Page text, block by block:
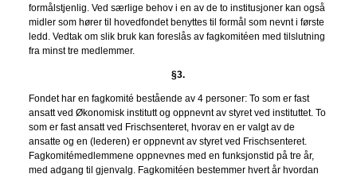
formålstjenlig. Ved særlige behov i en av de to institusjoner kan også
midler som hører til hovedfondet benyttes til formål som nevnt i første
ledd. Vedtak om slik bruk kan foreslås av fagkomitéen med tilslutning
fra minst tre medlemmer.
§3.
Fondet har en fagkomité bestående av 4 personer: To som er fast
ansatt ved Økonomisk institutt og oppnevnt av styret ved instituttet. To
som er fast ansatt ved Frischsenteret, hvorav en er valgt av de
ansatte og en (lederen) er oppnevnt av styret ved Frischsenteret.
Fagkomitémedlemmene oppnevnes med en funksjonstid på tre år,
med adgang til gjenvalg. Fagkomitéen bestemmer hvert år hvordan